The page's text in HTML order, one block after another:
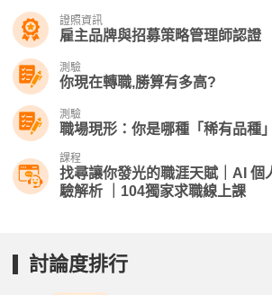
證照資訊
雇主品牌與招募策略管理師認證
測驗
你現在轉職,勝算有多高?
測驗
職場現形：你是哪種「稀有品種」
課程
找尋讓你發光的職涯天賦｜AI 個
驗解析 ｜104獨家求職線上課
討論度排行